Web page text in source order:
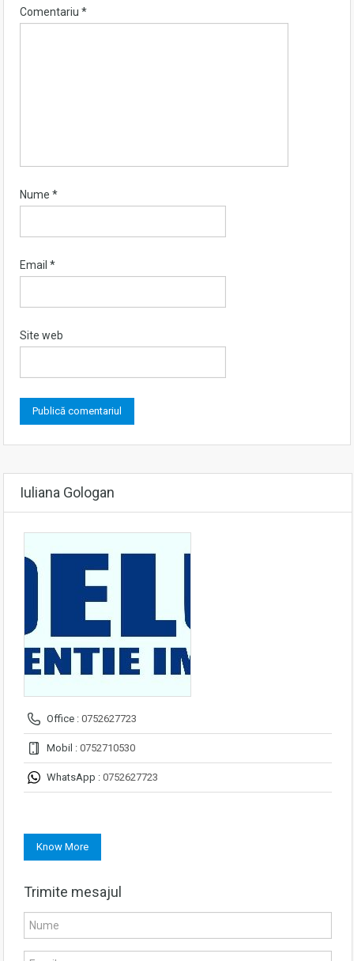
Comentariu *
Nume *
Email *
Site web
Iuliana Gologan
Office : 0752627723
Mobil : 0752710530
WhatsApp : 0752627723
Know More
Trimite mesajul